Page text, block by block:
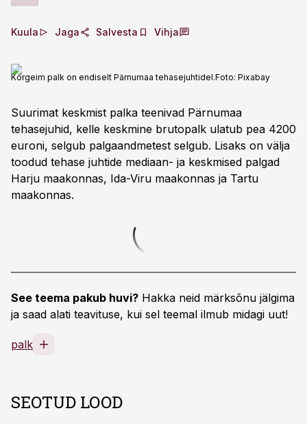
Kuula Jaga Salvesta Vihja
Kõrgeim palk on endiselt Pärnumaa tehasejuhtidel.Foto: Pixabay
Suurimat keskmist palka teenivad Pärnumaa
tehasejuhid, kelle keskmine brutopalk ulatub pea 4200
euroni, selgub palgaandmetest selgub. Lisaks on välja
toodud tehase juhtide mediaan- ja keskmised palgad
Harju maakonnas, Ida-Viru maakonnas ja Tartu
maakonnas.
See teema pakub huvi? Hakka neid märksõnu jälgima
ja saad alati teavituse, kui sel teemal ilmub midagi uut!
palk
SEOTUD LOOD